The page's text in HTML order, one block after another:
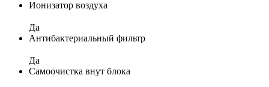
Ионизатор воздуха
Да
Антибактериальный фильтр
Да
Самоочистка внут блока